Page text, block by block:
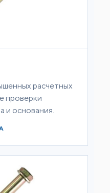
расчетных
проверки
и основания.